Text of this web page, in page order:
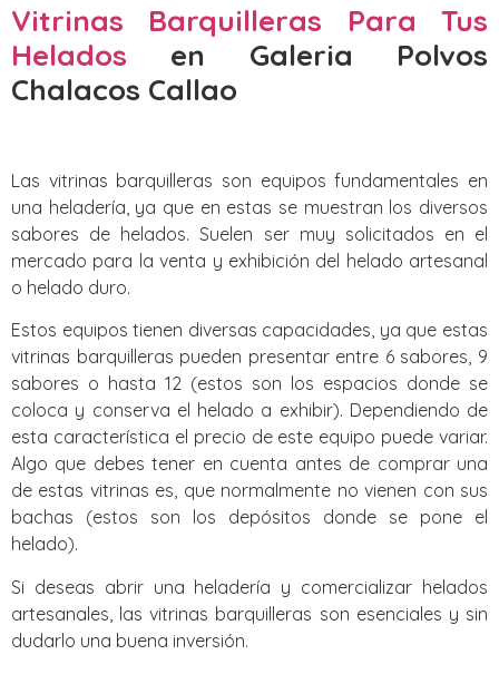
Vitrinas Barquilleras Para Tus
Helados en Galeria Polvos
Chalacos Callao
Las vitrinas barquilleras son equipos fundamentales en
una heladería, ya que en estas se muestran los diversos
sabores de helados. Suelen ser muy solicitados en el
mercado para la venta y exhibición del helado artesanal
o helado duro.
Estos equipos tienen diversas capacidades, ya que estas
vitrinas barquilleras pueden presentar entre 6 sabores, 9
sabores o hasta 12 (estos son los espacios donde se
coloca y conserva el helado a exhibir). Dependiendo de
esta característica el precio de este equipo puede variar.
Algo que debes tener en cuenta antes de comprar una
de estas vitrinas es, que normalmente no vienen con sus
bachas (estos son los depósitos donde se pone el
helado).
Si deseas abrir una heladería y comercializar helados
artesanales, las vitrinas barquilleras son esenciales y sin
dudarlo una buena inversión.